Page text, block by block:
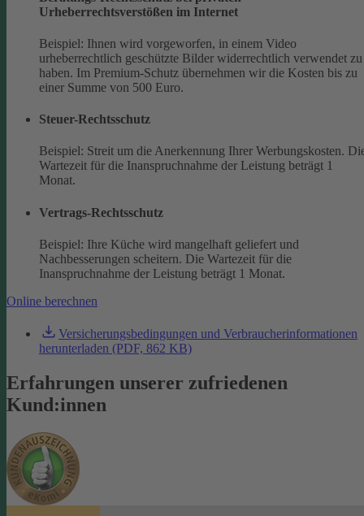
Urheberrechtsverstößen im Internet
Beispiel: Ihnen wird vorgeworfen, in einem Video
urheberrechtlich geschützte Bilder widerrechtlich verwendet zu
haben. Im Premium-Schutz übernehmen wir die Kosten bis zu
einer Summe von 500 Euro.
Steuer-Rechtsschutz
Beispiel: Streit um die Anerkennung Ihrer Werbungskosten.
Wartezeit für die Inanspruchnahme der Leistung beträgt 1
Monat.
Vertrags-Rechtsschutz
Beispiel: Ihre Küche wird mangelhaft geliefert und
Nachbesserungen scheitern. Die Wartezeit für die
Inanspruchnahme der Leistung beträgt 1 Monat.
Online berechnen
Versicherungsbedingungen und Verbraucherinformationen
herunterladen (PDF, 862 KB)
Erfahrungen unserer zufriedenen
Kund:innen